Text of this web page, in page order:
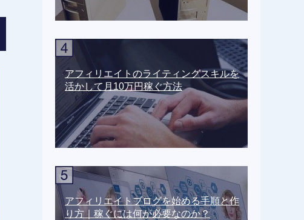
アフィリエイトのライティングスキルを
活かして月10万円稼ぐ方法
アフィリエイトブログを始める手順と作
り方｜稼ぐには何が必要なのか？